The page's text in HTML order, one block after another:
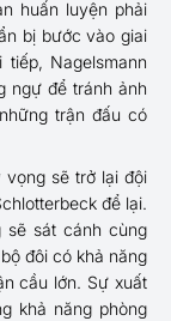
huấn luyện phải
bị bước vào giai
Nagelsmann
ngự để tránh ảnh
trận đấu có
vọng sẽ trở lại đội
để lại.
sẽ sát cánh cùng
đôi có khả năng
cầu lớn. Sự xuất
khả năng phòng